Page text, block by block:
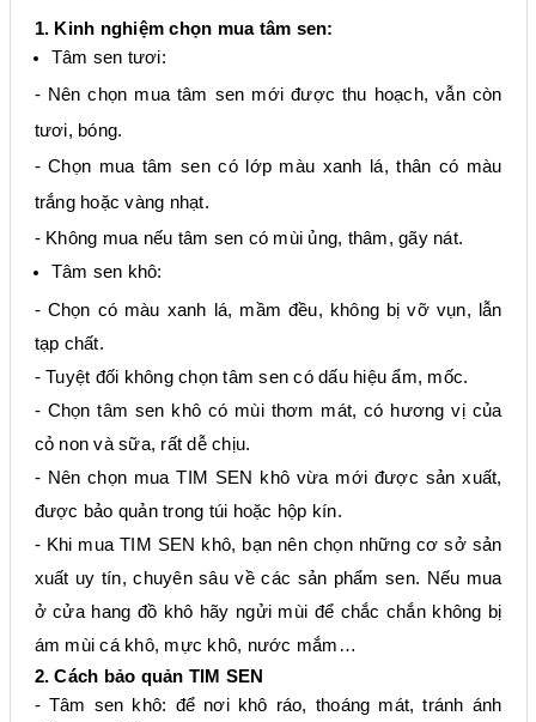
1. Kinh nghiệm chọn mua tâm sen:
Tâm sen tươi:
- Nên chọn mua tâm sen mới được thu hoạch, vẫn còn
tươi, bóng.
- Chọn mua tâm sen có lớp màu xanh lá, thân có màu
trắng hoặc vàng nhạt.
- Không mua nếu tâm sen có mùi ủng, thâm, gãy nát.
Tâm sen khô:
- Chọn có màu xanh lá, mầm đều, không bị vỡ vụn, lẫn
tạp chất.
- Tuyệt đối không chọn tâm sen có dấu hiệu ẩm, mốc.
- Chọn tâm sen khô có mùi thơm mát, có hương vị của
cỏ non và sữa, rất dễ chịu.
- Nên chọn mua TIM SEN khô vừa mới được sản xuất,
được bảo quản trong túi hoặc hộp kín.
- Khi mua TIM SEN khô, bạn nên chọn những cơ sở sản
xuất uy tín, chuyên sâu về các sản phẩm sen. Nếu mua
ở cửa hang đồ khô hãy ngửi mùi để chắc chắn không bị
ám mùi cá khô, mực khô, nước mắm…
2. Cách bảo quản TIM SEN
- Tâm sen khô: để nơi khô ráo, thoáng mát, tránh ánh